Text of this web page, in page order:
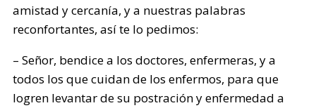
amistad y cercanía, y a nuestras palabras
reconfortantes, así te lo pedimos:
– Señor, bendice a los doctores, enfermeras, y a
todos los que cuidan de los enfermos, para que
logren levantar de su postración y enfermedad a